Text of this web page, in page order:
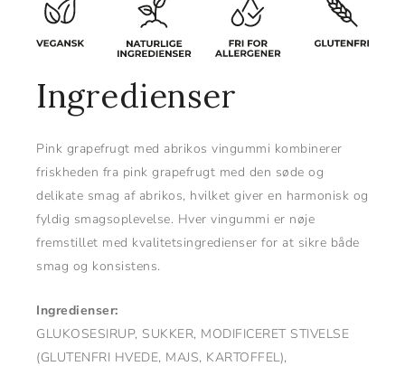
Ingredienser
Pink grapefrugt med abrikos vingummi kombinerer
friskheden fra pink grapefrugt med den søde og
delikate smag af abrikos, hvilket giver en harmonisk og
fyldig smagsoplevelse. Hver vingummi er nøje
fremstillet med kvalitetsingredienser for at sikre både
smag og konsistens.
Ingredienser:
GLUKOSESIRUP, SUKKER, MODIFICERET STIVELSE
(GLUTENFRI HVEDE, MAJS, KARTOFFEL),